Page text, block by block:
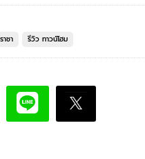
าชา รีวิว ทาวน์โฮม